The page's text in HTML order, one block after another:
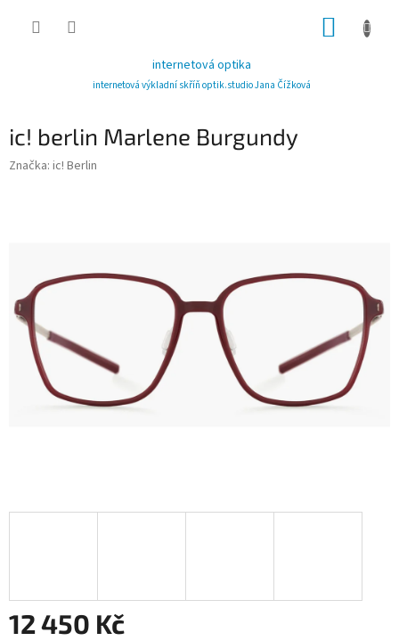
internetová optika
internetová výkladní skříň optik.studio Jana Čížková
ic! berlin Marlene Burgundy
Značka: ic! Berlin
12 450 Kč